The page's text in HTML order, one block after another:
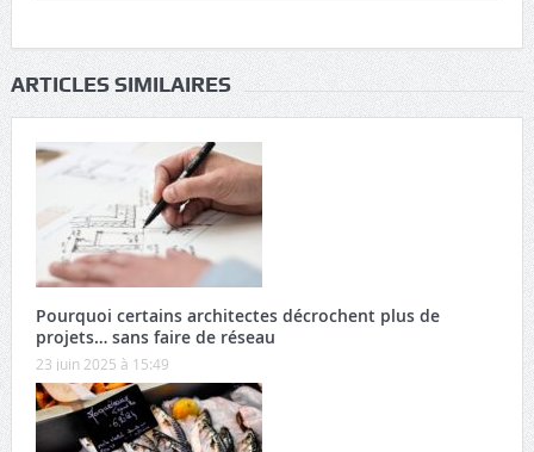
ARTICLES SIMILAIRES
Pourquoi certains architectes décrochent plus de
projets… sans faire de réseau
23 juin 2025 à 15:49